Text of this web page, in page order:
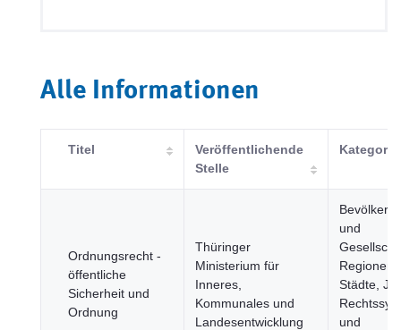
Alle Informationen
Titel
Veröffentlichende
Stelle
Kategorie
Ordnungsrecht -
öffentliche
Sicherheit und
Ordnung
Thüringer
Ministerium für
Inneres,
Kommunales und
Landesentwicklung
und
Regionen
Städte,
und